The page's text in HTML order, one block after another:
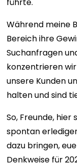
Während meine
Bereich ihre
Suchanfragen
konzentrieren
unsere Kunden
halten und sind
So, Freunde,
spontan
dazu bringen,
Denkweise für